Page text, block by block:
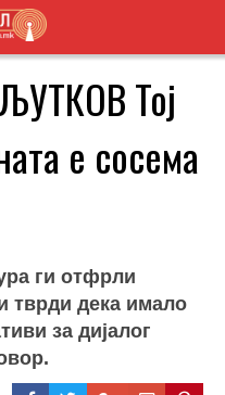
Тој
е сосема
ги отфрли
тврди дека имало
за дијалог